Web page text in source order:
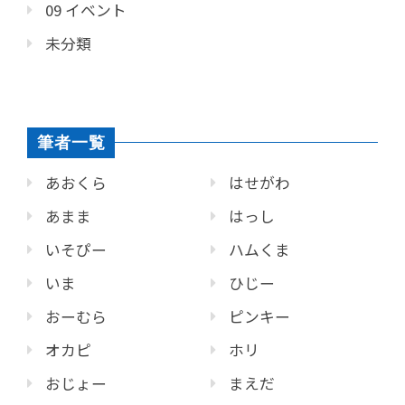
09 イベント
未分類
筆者一覧
あおくら
あまま
いそぴー
いま
おーむら
オカピ
おじょー
はせがわ
はっし
ハムくま
ひじー
ピンキー
ホリ
まえだ